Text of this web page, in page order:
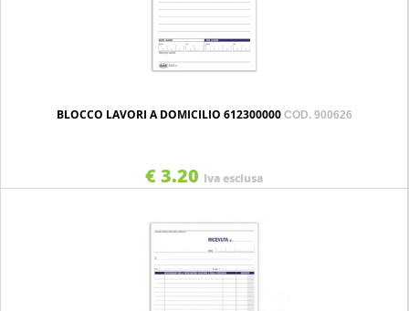
BLOCCO LAVORI A DOMICILIO 612300000 COD. 900626
€ 3.20 Iva esclusa